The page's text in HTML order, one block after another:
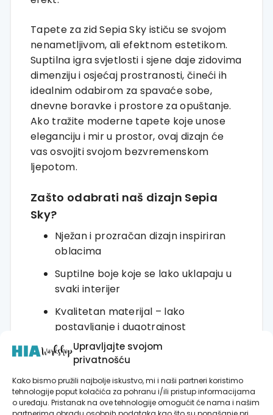
Upravljajte svojom
privatnošću
Kako bismo pružili najbolje iskustvo, mi i naši partneri koristimo
tehnologije poput kolačića za pohranu i/ili pristup informacijama
o uređaju. Pristanak na ove tehnologije omogućit će nama i našim
Tapete za zid Sepia Sky ističu se svojom
nenametljivom, ali efektnom estetikom.
Suptilna igra svjetlosti i sjene daje zidovima
dimenziju i osjećaj prostranosti, čineći ih
idealnim odabirom za spavaće sobe,
dnevne boravke i prostore za opuštanje.
Ako tražite moderne tapete koje unose
eleganciju i mir u prostor, ovaj dizajn će
vas osvojiti svojom bezvremenskom
ljepotom.
Zašto odabrati naš dizajn Sepia
Sky?
Nježan i prozračan dizajn inspiriran
oblacima
Suptilne boje koje se lako uklapaju u
svaki interijer
Kvalitetan materijal – lako
postavljanje i dugotrajnost
Mat završni sloj za sofisticirani izgled
Stvorite prostor ispunjen mirom i
svjetlošću uz Sepia Sky zidne tapete – vaš
kutak opuštanja i elegancije.